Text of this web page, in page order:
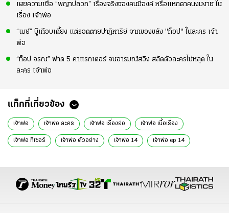
เผยความเชื่อ “พญาปลวก” เรื่องจริงของคนมีองค์ หรือแหกตาคนงมงาย ใน
เรื่อง เจ้าพ่อ
“เมย์” บู๊เกือบเดี้ยง แต่รอดตายปาฏิหาริย์ จากของขลัง "ท็อป" ในละคร เจ้า
พ่อ
“ท็อป จรณ” ฟาด 5 คาแรกเตอร์ จนอารมณ์สวิง สลัดตัวละครไม่หลุด ใน
ละคร เจ้าพ่อ
แท็กที่เกี่ยวข้อง
เจ้าพ่อ เจ้าพ่อ ละคร เจ้าพ่อ เรื่องย่อ เจ้าพ่อ เนื้อเรื่อง
เจ้าพ่อ ทีเซอร์ เจ้าพ่อ ตัวอย่าง เจ้าพ่อ 14 เจ้าพ่อ ep 14
เบิร์ด วันชนะ สวัสดี เจ้าพ่อ นักแสดง